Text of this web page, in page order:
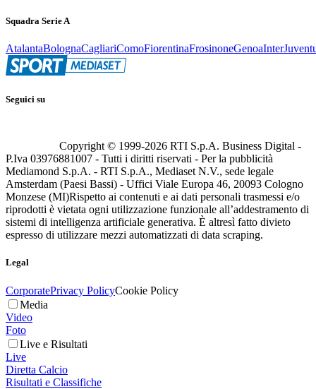
Squadra Serie A
AtalantaBolognaCagliariComoFiorentinaFrosinoneGenoaInter
Seguici su
Copyright © 1999-2026 RTI S.p.A. Business Digital -
P.Iva 03976881007 - Tutti i diritti riservati - Per la pubblicità
Mediamond S.p.A. - RTI S.p.A., Mediaset N.V., sede legale
Amsterdam (Paesi Bassi) - Uffici Viale Europa 46, 20093 Cologno
Monzese (MI)Rispetto ai contenuti e ai dati personali trasmessi e/o
riprodotti è vietata ogni utilizzazione funzionale all’addestramento di
sistemi di intelligenza artificiale generativa. È altresì fatto divieto
espresso di utilizzare mezzi automatizzati di data scraping.
Legal
CorporatePrivacy PolicyCookie Policy
Media
Video
Foto
Live e Risultati
Live
Diretta Calcio
Risultati e Classifiche